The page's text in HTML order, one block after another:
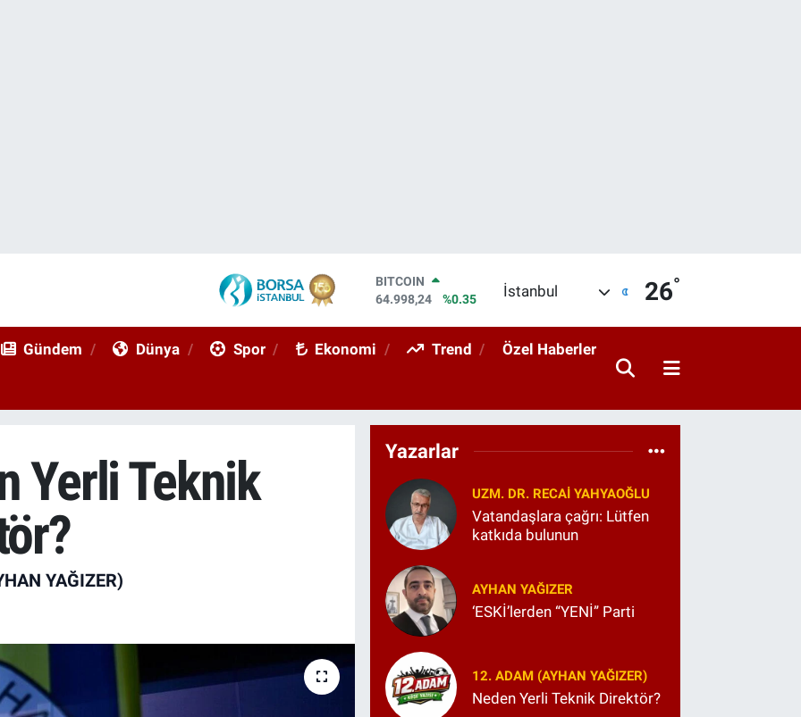
DOLAR
47,7436
%0.18
STERLİN
BİST100
13.779
%-14
BITCOIN
64.998,24
İstanbul 26°
Gündem Dünya Spor Ekonomi Trend Özel Haberler
Yerli Teknik
YAĞIZER)
Yazarlar
UZM. DR. RECAI YAHYAOĞLU
Vatandaşlara çağrı: Lütfen
katkıda bulunun
AYHAN YAĞIZER
‘ESKİ’lerden “YENİ” Parti
12. ADAM (AYHAN YAĞIZER)
Neden Yerli Teknik Direktör?